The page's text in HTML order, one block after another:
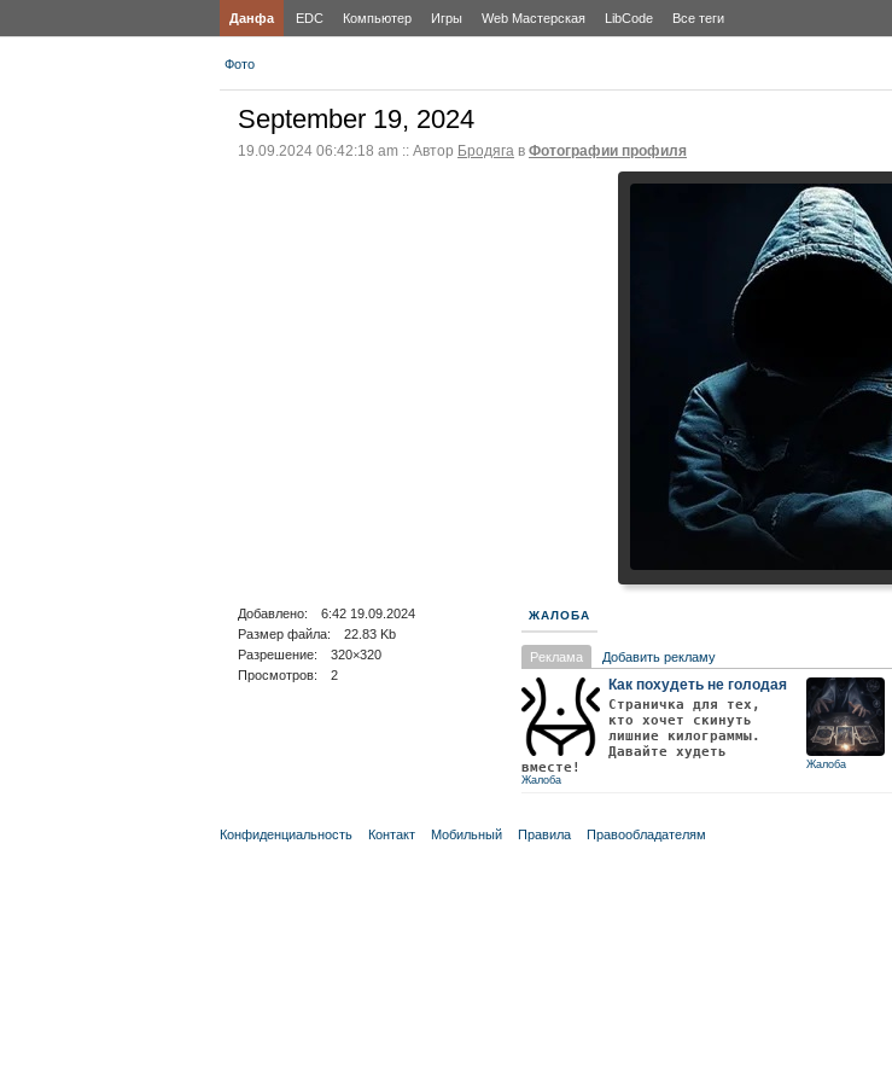
Данфа EDC Компьютер Игры Web Мастерская LibCode Все теги
Фото
September 19, 2024
19.09.2024 06:42:18 am :: Автор Бродяга в Фотографии профиля
Добавлено: 6:42 19.09.2024
Размер файла: 22.83 Kb
Разрешение: 320×320
Просмотров: 2
ЖАЛОБА
Реклама Добавить рекламу
Как похудеть не голодая
Страничка для тех,
кто хочет скинуть
лишние килограммы.
Давайте худеть
вместе!
Жалоба
Жалоба
Конфиденциальность Контакт Мобильный Правила Правообладателям